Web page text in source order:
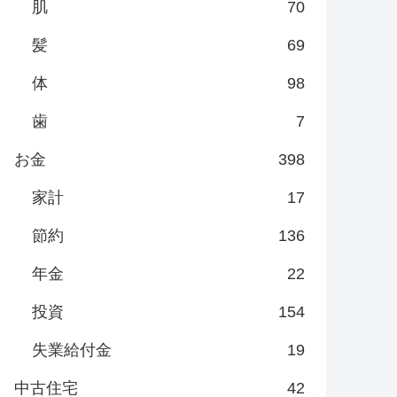
肌 70
髪 69
体 98
歯 7
お金 398
家計 17
節約 136
年金 22
投資 154
失業給付金 19
中古住宅 42